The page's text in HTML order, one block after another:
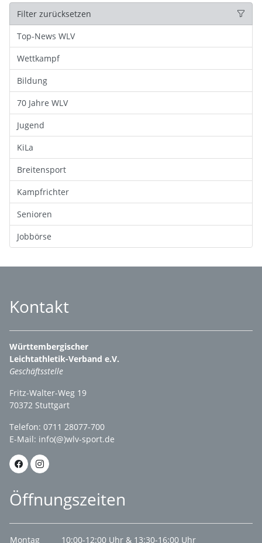
Filter zurücksetzen
Top-News WLV
Wettkampf
Bildung
70 Jahre WLV
Jugend
KiLa
Breitensport
Kampfrichter
Senioren
Jobbörse
Kontakt
Württembergischer
Leichtathletik-Verband e.V.
Geschäftsstelle
Fritz-Walter-Weg 19
70372 Stuttgart
Telefon: 0711 28077-700
E-Mail: info(@)wlv-sport.de
Öffnungszeiten
Montag 10:00-12:00 Uhr & 13:30-16:00 Uhr